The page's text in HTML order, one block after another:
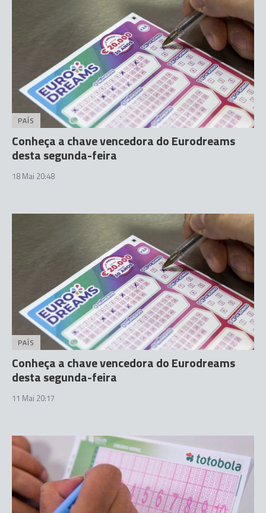
PAÍS
Conheça a chave vencedora do Eurodreams
desta segunda-feira
18 Mai 20:48
PAÍS
Conheça a chave vencedora do Eurodreams
desta segunda-feira
11 Mai 20:17